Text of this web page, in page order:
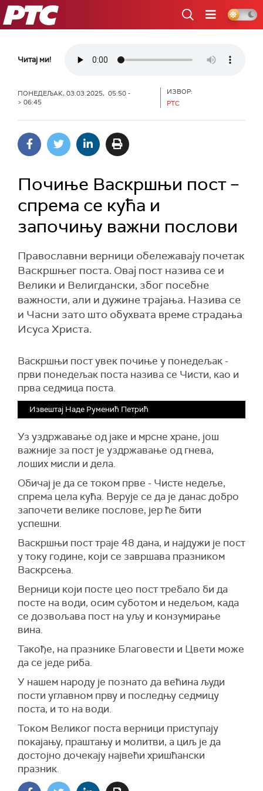
РТС
Читај ми!
ПОНЕДЕЉАК, 03.03.2025, 05:50 -
> 06:45
ИЗВОР:
РТС
Почиње Васкршњи пост –
спрема се кућа и
започињу важни послови
Православни верници обележавају почетак
Васкршњег поста. Овај пост назива се и
Велики и Велигдански, због посебне
важности, али и дужине трајања. Назива се
и Часни зато што обухвата време страдања
Исуса Христа.
Васкршњи пост увек почиње у понедељак -
први понедељак поста назива се Чисти, као и
прва седмица поста.
Извештај Наде Руменић Петрић
Уз уздржавање од јаке и мрсне хране, још
важније за пост је уздржавање од гнева,
лоших мисли и дела.
Обичај је да се током прве - Чисте недеље,
спрема цела кућа. Верује се да је данас добро
започети велике послове, јер ће бити
успешни.
Васкршњи пост траје 48 дана, и најдужи је пост
у току године, који се завршава празником
Васкрсења.
Верници који посте цео пост требало би да
посте на води, осим суботом и недељом, када
се дозвољава пост на уљу и конзумирање
вина.
Такође, на празникe Благовести и Цвети може
да се једе риба.
У нашем народу је познато да већина људи
пости углавном прву и последњу седмицу
поста, и то на води.
Током Великог поста верници приступају
покајању, праштању и молитви, а циљ је да
достојно дочекају највећи хришћански
празник.